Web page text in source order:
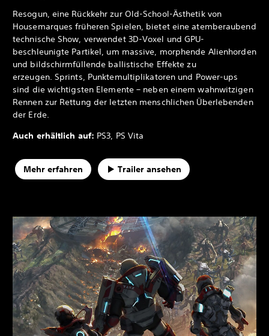
Resogun, eine Rückkehr zur Old-School-Ästhetik von
Housemarques früheren Spielen, bietet eine atemberaubend
technische Show, verwendet 3D-Voxel und GPU-
beschleunigte Partikel, um massive, morphende Alienhorden
und bildschirmfüllende ballistische Effekte zu
erzeugen. Sprints, Punktemultiplikatoren und Power-ups
sind die wichtigsten Elemente – neben einem wahnwitzigen
Rennen zur Rettung der letzten menschlichen Überlebenden
der Erde.
Auch erhältlich auf: PS3, PS Vita
Mehr erfahren Trailer ansehen